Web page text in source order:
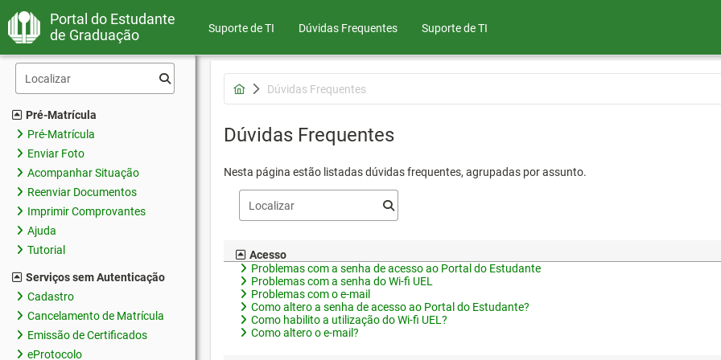
Portal do Estudante
de Graduação
Suporte de TI Dúvidas Frequentes Suporte de TI
Pré-Matrícula
Pré-Matrícula
Enviar Foto
Acompanhar Situação
Reenviar Documentos
Imprimir Comprovantes
Ajuda
Tutorial
Serviços sem Autenticação
Cadastro
Cancelamento de Matrícula
Emissão de Certificados
eProtocolo
Dúvidas Frequentes
Dúvidas Frequentes
Nesta página estão listadas dúvidas frequentes, agrupadas por assunto.
Acesso
Problemas com a senha de acesso ao Portal do Estudante
Problemas com a senha do Wi-fi UEL
Problemas com o e-mail
Como altero a senha de acesso ao Portal do Estudante?
Como habilito a utilização do Wi-fi UEL?
Como altero o e-mail?